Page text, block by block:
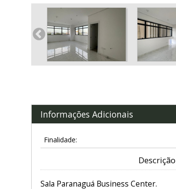
Informações Adicionais
Finalidade:
Sala Paranaguá Business Center.